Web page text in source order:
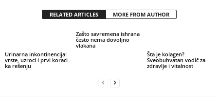
RELATED ARTICLES MORE FROM AUTHOR
Urinarna inkontinencija:
vrste, uzroci i prvi koraci
ka rešenju
Zašto savremena ishrana
često nema dovoljno
vlakana
Šta je kolagen?
Sveobuhvatan vodič za
zdravlje i vitalnost